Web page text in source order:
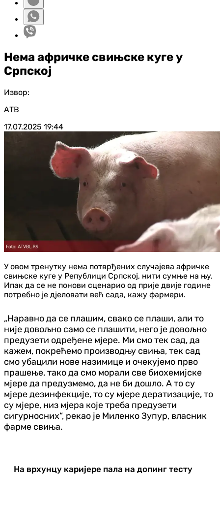
Нема афричке свињске куге у
Српској
Извор:
АТВ
17.07.2025 19:44
У овом тренутку нема потврђених случајева афричке
свињске куге у Републици Српској, нити сумње на њу.
Ипак да се не понови сценарио од прије двије године
потребно је дјеловати већ сада, кажу фармери.
„Наравно да се плашим, свако се плаши, али то
није довољно само се плашити, него је довољно
предузети одређене мјере. Ми смо тек сад, да
кажем, покрећемо производњу свиња, тек сад
смо убацили нове назимице и очекујемо прво
прашење, тако да смо морали све биохемијске
мјере да предузмемо, да не би дошло. А то су
мјере дезинфекције, то су мјере дератизације, то
су мјере, низ мјера које треба предузети
сигурносних“, рекао је Миленко Зупур, власник
фарме свиња.
На врхунцу каријере пала на допинг тесту